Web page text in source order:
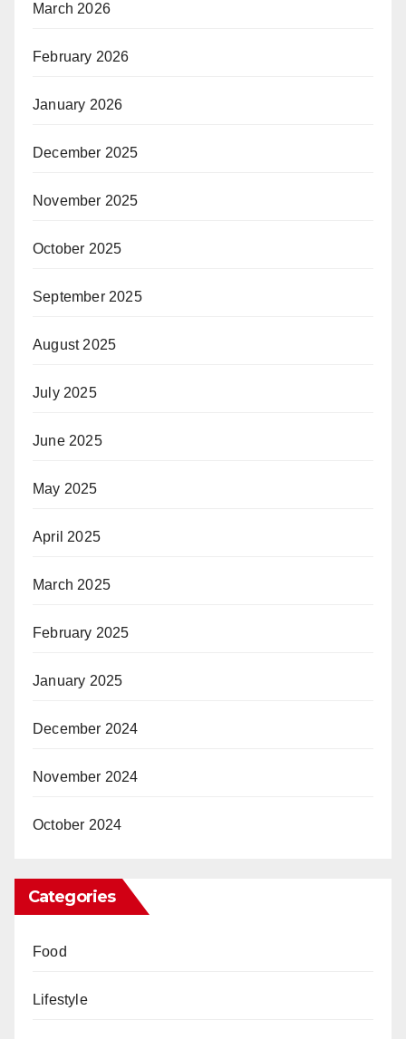
March 2026
February 2026
January 2026
December 2025
November 2025
October 2025
September 2025
August 2025
July 2025
June 2025
May 2025
April 2025
March 2025
February 2025
January 2025
December 2024
November 2024
October 2024
Categories
Food
Lifestyle